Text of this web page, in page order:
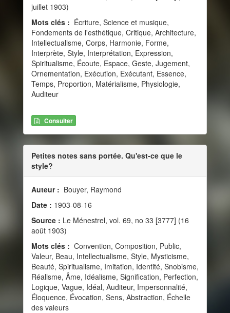
juillet 1903)
Mots clés : Écriture, Science et musique,
Fondements de l'esthétique, Critique, Architecture,
Intellectualisme, Corps, Harmonie, Forme,
Interprète, Style, Interprétation, Expression,
Spiritualisme, Écoute, Espace, Geste, Jugement,
Ornementation, Exécution, Exécutant, Essence,
Temps, Proportion, Matérialisme, Physiologie,
Auditeur
Consulter
Petites notes sans portée. Qu'est-ce que le
style?
Auteur : Bouyer, Raymond
Date : 1903-08-16
Source : Le Ménestrel, vol. 69, no 33 [3777] (16
août 1903)
Mots clés : Convention, Composition, Public,
Valeur, Beau, Intellectualisme, Style, Mysticisme,
Beauté, Spiritualisme, Imitation, Identité, Snobisme,
Réalisme, Âme, Idéalisme, Signification, Perfection,
Logique, Vague, Idéal, Auditeur, Impersonnalité,
Éloquence, Évocation, Sens, Abstraction, Échelle
des valeurs